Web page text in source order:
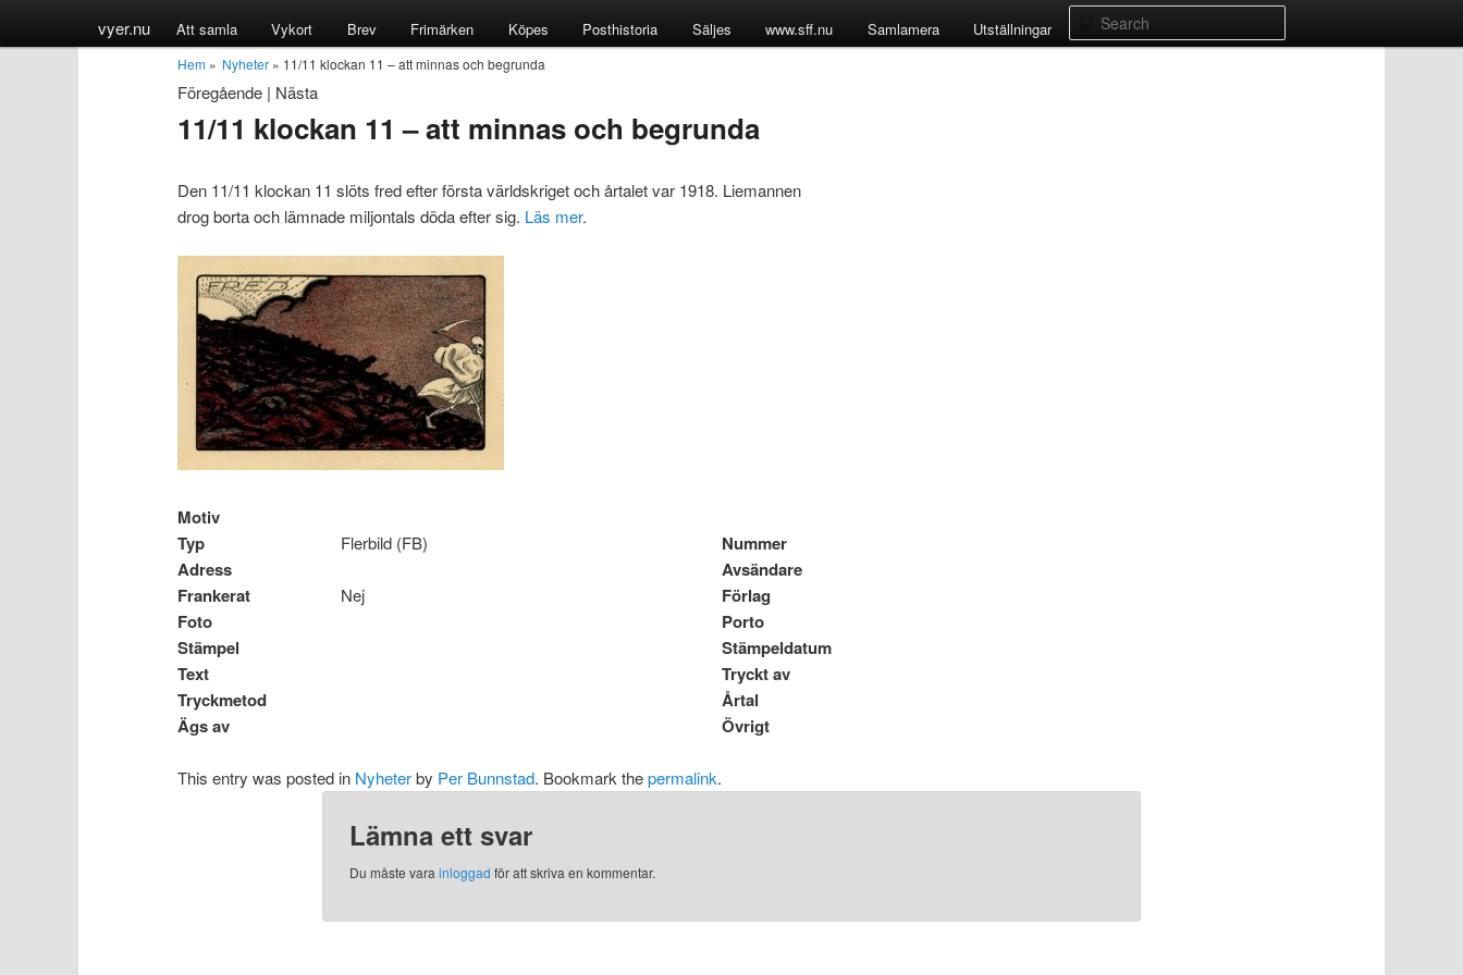
vyer.nu Att samla Vykort Brev Frimärken Köpes Posthistoria Säljes www.sff.nu Samlamera Utställningar Search
Hem » Nyheter » 11/11 klockan 11 – att minnas och begrunda
Föregående | Nästa
11/11 klockan 11 – att minnas och begrunda
Den 11/11 klockan 11 slöts fred efter första världskriget och årtalet var 1918. Liemannen
drog borta och lämnade miljontals döda efter sig. Läs mer.
Motiv
Typ
Flerbild (FB)
Nummer
Adress
Avsändare
Frankerat
Nej
Förlag
Foto
Porto
Stämpel
Stämpeldatum
Text
Tryckt av
Tryckmetod
Årtal
Ägs av
Övrigt
This entry was posted in Nyheterby Per Bunnstad. Bookmark thepermalink.
Lämna ett svar
Du måste varainloggad för att skriva en kommentar.